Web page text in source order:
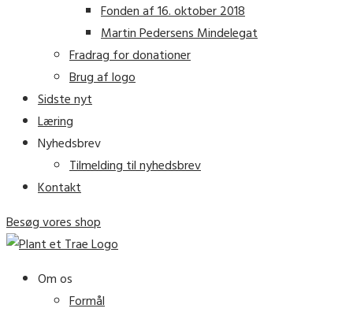
Fonden af 16. oktober 2018
Martin Pedersens Mindelegat
Fradrag for donationer
Brug af logo
Sidste nyt
Læring
Nyhedsbrev
Tilmelding til nyhedsbrev
Kontakt
Besøg vores shop
Om os
Formål